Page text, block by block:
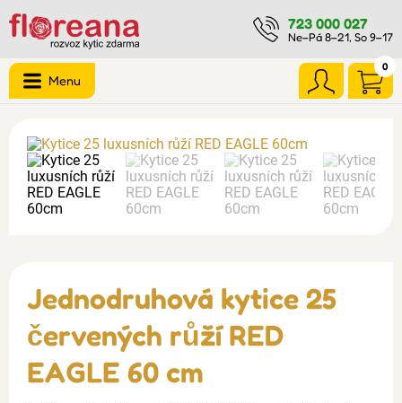
723 000 027
Ne–Pá 8–21, So 9–17
0
Menu
Jednodruhová kytice 25
červených růží RED
EAGLE 60 cm